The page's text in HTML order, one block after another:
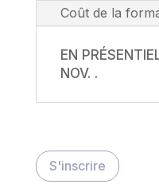
Coût de la
EN
NOV. .
S'inscrire